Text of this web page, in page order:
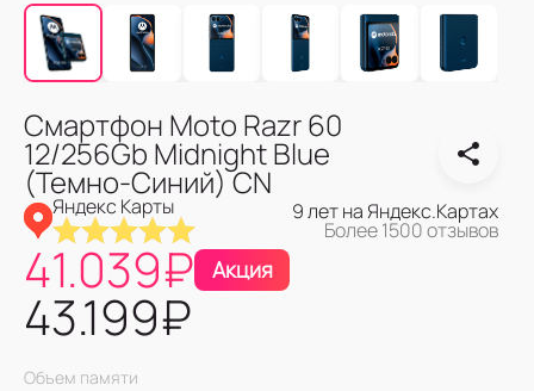
Смартфон Moto Razr 60
12/256Gb Midnight Blue
(Темно-Синий) CN
Яндекс Карты 9 лет на Яндекс.Картах
Более 1500 отзывов
41.039₽ Акция
43.199₽
Объем памяти